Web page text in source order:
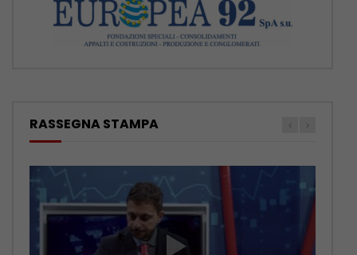
RASSEGNA STAMPA